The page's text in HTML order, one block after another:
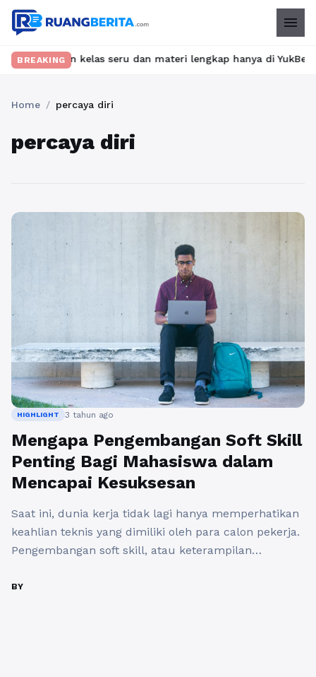
menu
BREAKING
kelas seru dan materi lengkap hanya di
Home / percaya diri
percaya diri
HIGHLIGHT 3 tahun ago
Mengapa Pengembangan Soft Skill
Penting Bagi Mahasiswa dalam
Mencapai Kesuksesan
Saat ini, dunia kerja tidak lagi hanya memperhatikan
keahlian teknis yang dimiliki oleh para calon pekerja.
Pengembangan soft skill, atau keterampilan
kesuksesan masa depan. Mahasiswa yang hanya
BY